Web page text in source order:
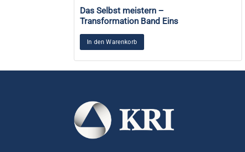
Das Selbst meistern –
Transformation Band Eins
In den Warenkorb